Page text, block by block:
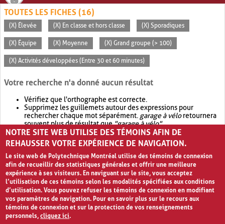
TOUTES LES FICHES (16)
(X) Élevée (X) En classe et hors classe (X) Sporadiques
(X) Équipe (X) Moyenne (X) Grand groupe (> 100)
(X) Activités développées (Entre 30 et 60 minutes)
Votre recherche n'a donné aucun résultat
Vérifiez que l'orthographe est correcte.
Supprimez les guillemets autour des expressions pour
rechercher chaque mot séparément. garage à véloretournera
souvent plus de résultat que"garage à vélo".
Envisagez d'élargir votre recherche avec OR.garage OR vélo
retournera souvent plus de résultat quegarage à vélo
NOTRE SITE WEB UTILISE DES TÉMOINS AFIN DE
REHAUSSER VOTRE EXPÉRIENCE DE NAVIGATION.
Le site web de Polytechnique Montréal utilise des témoins de connexion
afin de recueillir des statistiques générales et offrir une meilleure
expérience à ses visiteurs. En naviguant sur le site, vous acceptez
l’utilisation de ces témoins selon les modalités spécifiées aux conditions
d’utilisation. Vous pouvez refuser les témoins de connexion en modifiant
vos paramètres de navigation. Pour en savoir plus sur le recours aux
témoins de connexion et sur la protection de vos renseignements
personnels,cliquez ici.